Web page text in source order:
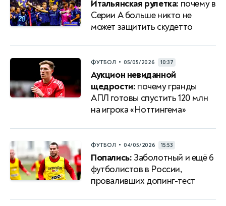
Итальянская рулетка: почему в
Серии A больше никто не
может защитить скудетто
ФУТБОЛ • 05/05/2026 10:37
Аукцион невиданной
щедрости: почему гранды
АПЛ готовы спустить 120 млн
на игрока «Ноттингема»
ФУТБОЛ • 04/05/2026 15:53
Попались:Заболотный и ещё 6
футболистов в России,
проваливших допинг-тест